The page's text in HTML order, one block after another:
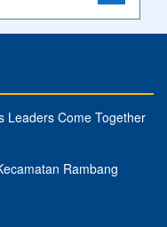
Leaders Come Together
Rambang